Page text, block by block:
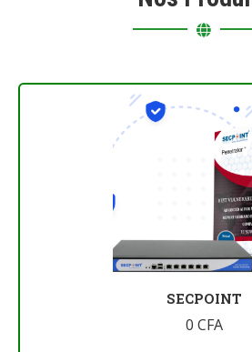
SECPOINT
0 CFA